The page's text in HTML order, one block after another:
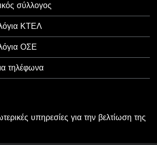
υπηρεσίες για την βελτίωση της
σύλλογος
ΚΤΕΛ
ΟΣΕ
τηλέφωνα